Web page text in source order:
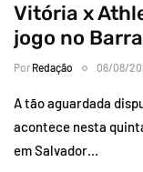
Vitória x
jogo no
Por Redação 06/08/
A tão aguardada
acontece nesta
em Salvador…